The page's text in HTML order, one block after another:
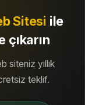
Sitesi ile
siteniz yıllık
teklif.